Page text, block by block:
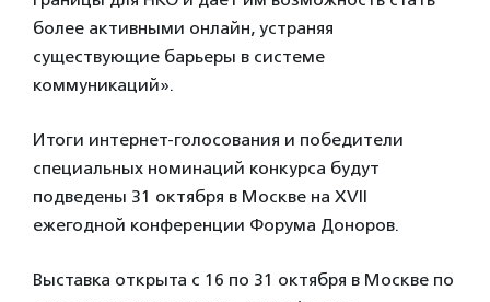
более активными онлайн, устраняя
существующие барьеры в системе
коммуникаций».
Итоги интернет-голосования и победители
специальных номинаций конкурса будут
подведены 31 октября в Москве на XVII
ежегодной конференции Форума Доноров.
Выставка открыта с 16 по 31 октября в Москве по